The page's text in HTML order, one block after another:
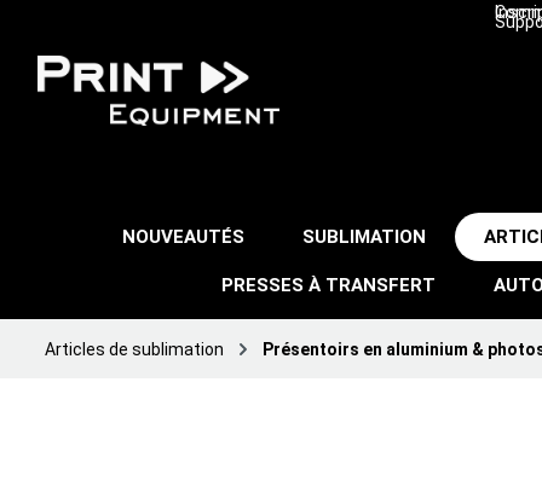
NOUVEAUTÉS SUBLIMATION
PRESSES À TRANSFERT
Articles de sublimation Présentoirs en aluminium &